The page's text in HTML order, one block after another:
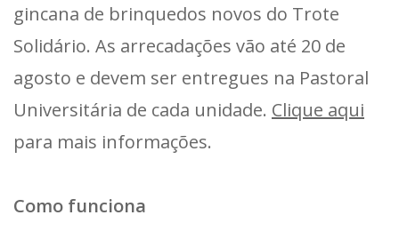
gincana de brinquedos novos do Trote
Solidário. As arrecadações vão até 20 de
agosto e devem ser entregues na Pastoral
Universitária de cada unidade. Clique aqui
para mais informações.
Como funciona